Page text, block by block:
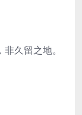
久留之地。